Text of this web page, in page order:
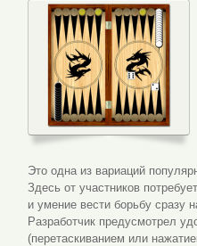
Это одна из вариаций
Здесь от участников
и умение вести борьбу сразу
Разработчик предусмотрел
(перетаскиванием или